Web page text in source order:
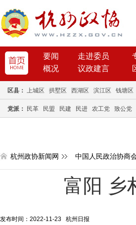
要闻 走进委员
概况
议政建言
区县： 上城区 拱墅区 西湖区 滨江区 钱塘区
党派： 民革 民盟 民建 民进 农工党 致公党
杭州政协新闻网 中国人民政治协商
富阳 乡
发布时间：2022-11-23 杭州日报